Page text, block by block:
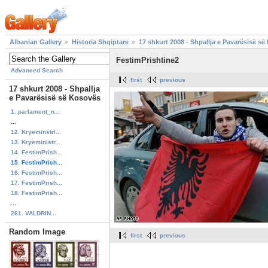
Albanian Gallery Historia Shqiptare 17 shkurt 2008 - Shpallja e Pavarësisë së
Advanced Search
17 shkurt 2008 - Shpallja
e Pavarësisë së Kosovës
1. parlament_n...
12. Kryeminstri...
13. Kryeministr...
14. FestimPrish...
15. FestimPrish...
16. FestimPrish...
17. FestimPrish...
18. FestimPrish...
261. VALDRIN...
Random Image
FestimPrishtine2
first previous
first previous